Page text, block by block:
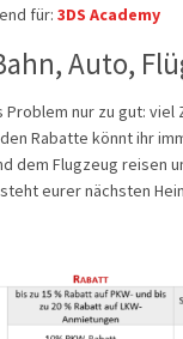
für: 3DS Academy
Auto,
nur zu gut: viel
Rabatte könnt ihr
dem Flugzeug reisen
eurer nächsten